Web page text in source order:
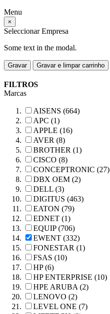
Menu
×
Seleccionar Empresa
Some text in the modal.
Gravar Gravar e limpar carrinho
FILTROS
Marcas
AISENS (664)
APC (1)
APPLE (16)
AVER (8)
BROTHER (1)
CISCO (8)
CONCEPTRONIC (27)
DBX OEM (2)
DELL (3)
DIGITUS (463)
EATON (79)
EDNET (1)
EQUIP (706)
EWENT (332)
FONESTAR (1)
FSAS (10)
HP (6)
HP ENTERPRISE (10)
HPE ARUBA (2)
LENOVO (2)
LEVEL ONE (7)